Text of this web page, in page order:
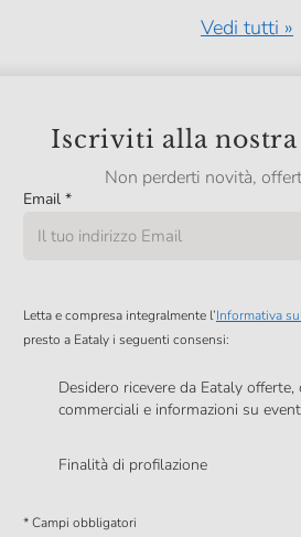
Vedi tutti »
Iscriviti alla
Non perderti novità,
Email *
Letta e compresa integralmente l’Informativa
presto a Eataly i seguenti consensi:
Desidero ricevere da Eataly offerte,
commerciali e informazioni su
Finalità di profilazione
comunicazioni commerciali personalizzate, in
* Campi obbligatori